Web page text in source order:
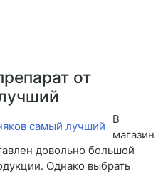
от
В
магазин
довольно большой
Однако выбрать